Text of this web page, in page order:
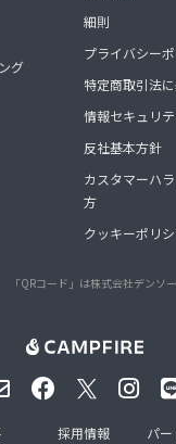
グ
細則
プライバシー
特定商取引法
情報セキュリ
反社基本方針
カスタマーハ
方
クッキーポリ
「QRコード」は株式会社デンソ
採用情報 パ